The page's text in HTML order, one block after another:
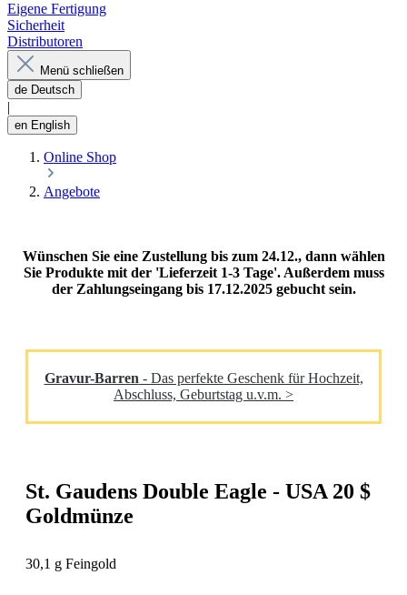
Eigene Fertigung
Sicherheit
Distributoren
Menü schließen
de Deutsch
en English
Online Shop
Angebote
Wünschen Sie eine Zustellung bis zum 24.12., dann wählen
Sie Produkte mit der 'Lieferzeit 1-3 Tage'. Außerdem muss
der Zahlungseingang bis 17.12.2025 gebucht sein.
Gravur-Barren - Das perfekte Geschenk für Hochzeit,
Abschluss, Geburtstag u.v.m. >
St. Gaudens Double Eagle - USA 20 $
Goldmünze
30,1 g Feingold